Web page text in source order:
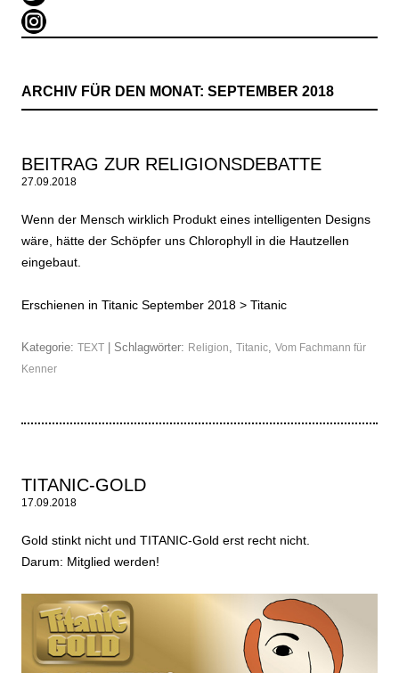
ARCHIV FÜR DEN MONAT: SEPTEMBER 2018
BEITRAG ZUR RELIGIONSDEBATTE
27.09.2018
Wenn der Mensch wirklich Produkt eines intelligenten Designs
wäre, hätte der Schöpfer uns Chlorophyll in die Hautzellen
eingebaut.
Erschienen in Titanic September 2018 > Titanic
Kategorie: TEXT | Schlagwörter: Religion Titanic Vom Fachmann für
Kenner
TITANIC-GOLD
17.09.2018
Gold stinkt nicht und TITANIC-Gold erst recht nicht.
Darum: Mitglied werden!